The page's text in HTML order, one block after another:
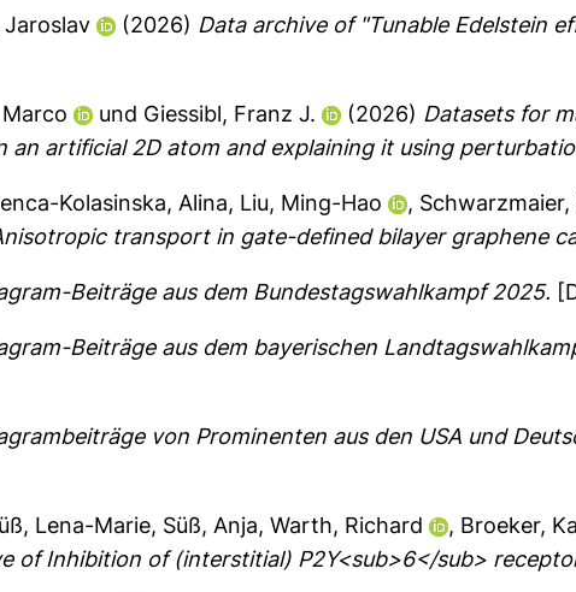
Jaroslav (2026) Data archive of "Tunable Edelstein
und Giessibl, Franz J. (2026) Datasets for
an artificial 2D atom and explaining it using
Kolasinska, Alina, Liu, Ming-Hao ,
transport in gate-defined bilayer graphene
Beiträge aus dem Bundestagswahlkampf 2025.
Beiträge aus dem bayerischen
von Prominenten aus den USA und
Lena-Marie, Süß, Anja,Warth, Richard , Broeker,
of Inhibition of (interstitial) P2Y<sub>6</sub>